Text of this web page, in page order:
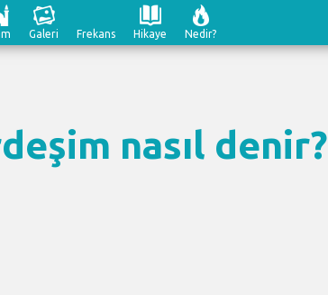
Galeri Frekans Hikaye Nedir?
nasıl denir?